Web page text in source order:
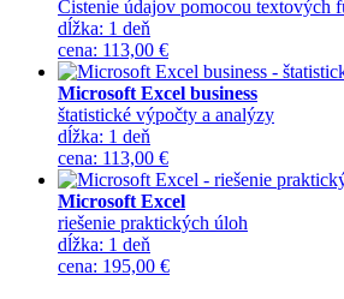
Čistenie údajov pomocou textových
dĺžka: 1 deň
cena: 113,00 €
Microsoft Excel business
štatistické výpočty a analýzy
dĺžka: 1 deň
cena: 113,00 €
Microsoft Excel
riešenie praktických úloh
dĺžka: 1 deň
cena: 195,00 €